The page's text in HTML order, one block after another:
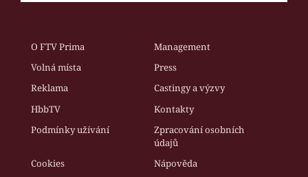
O FTV Prima
Management
Volná místa
Press
Reklama
Castingy a výzvy
HbbTV
Kontakty
Podmínky užívání
Zpracování osobních
údajů
Cookies
Nápověda